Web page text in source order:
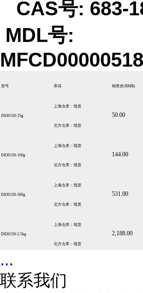
CAS号:
MDL号:
MFCD00000518
货号 库存 销售价(RMB)
D830150-25g
上海仓库：现货
北方仓库：现货
50.00
D830150-100g
上海仓库：现货
北方仓库：现货
144.00
D830150-500g
上海仓库：现货
北方仓库：现货
531.00
D830150-2.5kg
上海仓库：现货
北方仓库：现货
2,188.00
...
联系我们